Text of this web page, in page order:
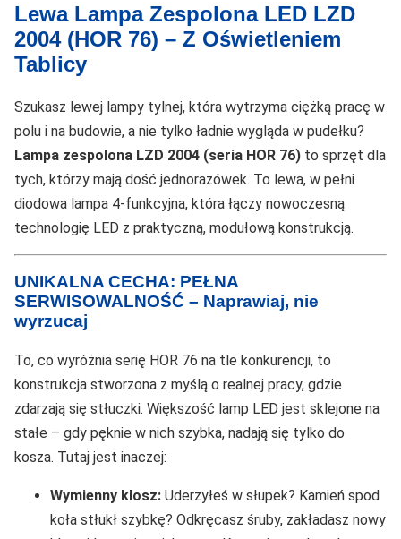
Lewa Lampa Zespolona LED LZD
2004 (HOR 76) – Z Oświetleniem
Tablicy
Szukasz lewej lampy tylnej, która wytrzyma ciężką pracę w
polu i na budowie, a nie tylko ładnie wygląda w pudełku?
Lampa zespolona LZD 2004 (seria HOR 76) to sprzęt dla
tych, którzy mają dość jednorazówek. To lewa, w pełni
diodowa lampa 4-funkcyjna, która łączy nowoczesną
technologię LED z praktyczną, modułową konstrukcją.
UNIKALNA CECHA: PEŁNA
SERWISOWALNOŚĆ – Naprawiaj, nie
wyrzucaj
To, co wyróżnia serię HOR 76 na tle konkurencji, to
konstrukcja stworzona z myślą o realnej pracy, gdzie
zdarzają się stłuczki. Większość lamp LED jest sklejone na
stałe – gdy pęknie w nich szybka, nadają się tylko do
kosza. Tutaj jest inaczej:
Wymienny klosz: Uderzyłeś w słupek? Kamień spod
koła stłukł szybkę? Odkręcasz śruby, zakładasz nowy